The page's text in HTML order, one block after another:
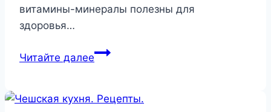
витамины-минералы полезны для
здоровья…
Читайте далееТушеная